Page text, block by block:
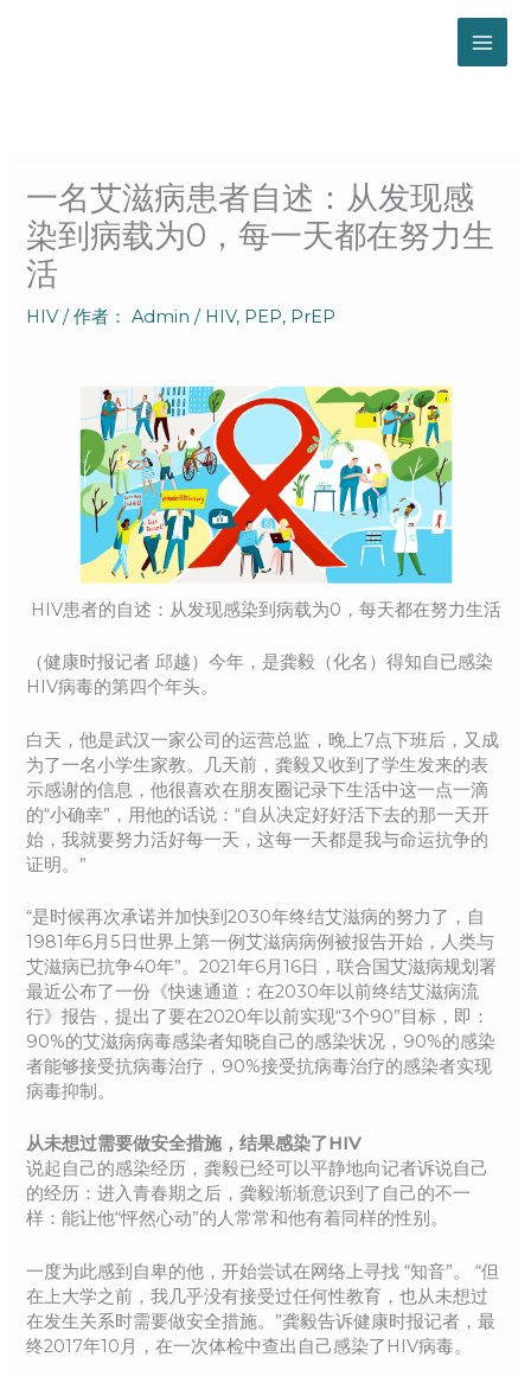
一名艾滋病患者自述：从发现感
染到病载为0，每一天都在努力生
活
HIV / 作者： Admin/ HIV, PEP, PrEP
HIV患者的自述：从发现感染到病载为0，每天都在努力生活
（健康时报记者 邱越）今年，是龚毅（化名）得知自已感染
HIV病毒的第四个年头。
白天，他是武汉一家公司的运营总监，晚上7点下班后，又成
为了一名小学生家教。几天前，龚毅又收到了学生发来的表
示感谢的信息，他很喜欢在朋友圈记录下生活中这一点一滴
的“小确幸”，用他的话说：“自从决定好好活下去的那一天开
始，我就要努力活好每一天，这每一天都是我与命运抗争的
证明。”
“是时候再次承诺并加快到2030年终结艾滋病的努力了，自
1981年6月5日世界上第一例艾滋病病例被报告开始，人类与
艾滋病已抗争40年”。2021年6月16日，联合国艾滋病规划署
最近公布了一份《快速通道：在2030年以前终结艾滋病流
行》报告，提出了要在2020年以前实现“3个90”目标，即：
90%的艾滋病病毒感染者知晓自己的感染状况，90%的感染
者能够接受抗病毒治疗，90%接受抗病毒治疗的感染者实现
病毒抑制。
从未想过需要做安全措施，结果感染了HIV
说起自己的感染经历，龚毅已经可以平静地向记者诉说自己
的经历：进入青春期之后，龚毅渐渐意识到了自己的不一
样：能让他“怦然心动”的人常常和他有着同样的性别。
一度为此感到自卑的他，开始尝试在网络上寻找 “知音”。 “但
在上大学之前，我几乎没有接受过任何性教育，也从未想过
在发生关系时需要做安全措施。”龚毅告诉健康时报记者，最
终2017年10月，在一次体检中查出自己感染了HIV病毒。